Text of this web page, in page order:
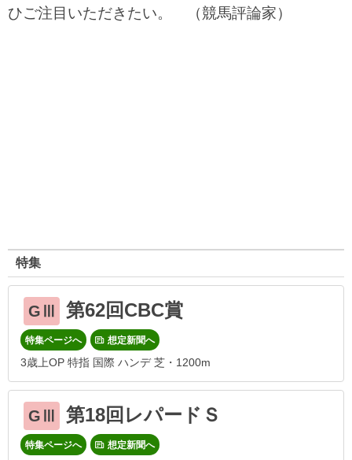
ひご注目いただきたい。 （競馬評論家）
特集
GⅢ 第62回CBC賞
特集ページへ 想定新聞へ
3歳上OP 特指 国際 ハンデ 芝・1200m
GⅢ 第18回レパードＳ
特集ページへ 想定新聞へ